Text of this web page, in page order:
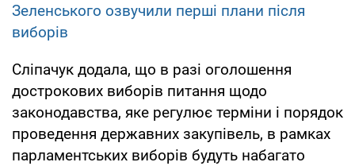
Зеленського озвучили перші плани після
виборів
Сліпачук додала, що в разі оголошення
дострокових виборів питання щодо
законодавства, яке регулює терміни і порядок
проведення державних закупівель, в рамках
парламентських виборів будуть набагато